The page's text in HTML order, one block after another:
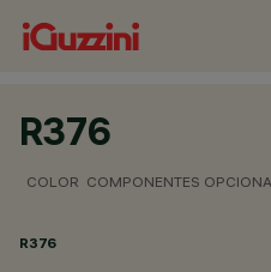
R376
COLOR COMPONENTES
R376